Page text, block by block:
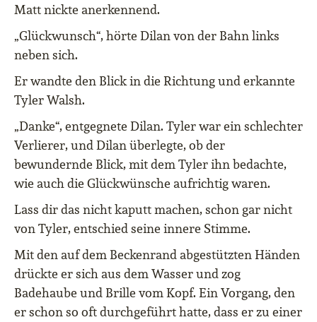
Matt nickte anerkennend.
„Glückwunsch“, hörte Dilan von der Bahn links
neben sich.
Er wandte den Blick in die Richtung und erkannte
Tyler Walsh.
„Danke“, entgegnete Dilan. Tyler war ein schlechter
Verlierer, und Dilan überlegte, ob der
bewundernde Blick, mit dem Tyler ihn bedachte,
wie auch die Glückwünsche aufrichtig waren.
Lass dir das nicht kaputt machen, schon gar nicht
von Tyler, entschied seine innere Stimme.
Mit den auf dem Beckenrand abgestützten Händen
drückte er sich aus dem Wasser und zog
Badehaube und Brille vom Kopf. Ein Vorgang, den
er schon so oft durchgeführt hatte, dass er zu einer